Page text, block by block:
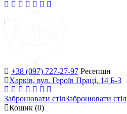
+38 (097) 727-27-97 Ресепшн
Харків, вул. Героїв Праці, 14 Б-3
Забронювати стілЗабронювати стіл
Кошик (0)